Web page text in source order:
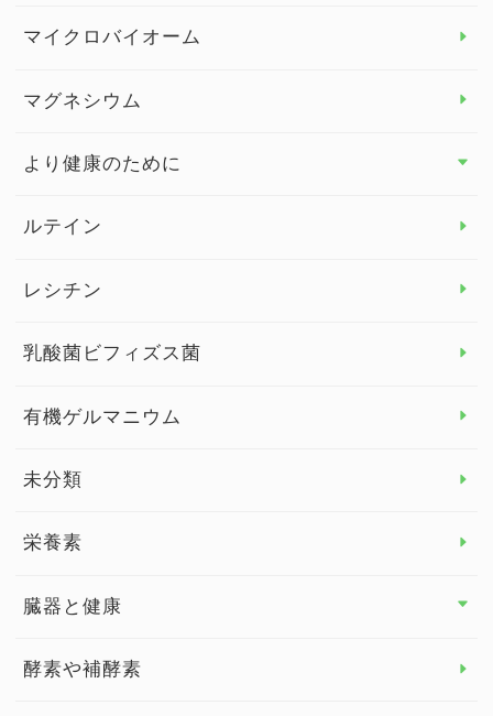
ビタミンE
マイクロバイオーム
マグネシウム
より健康のために
より健康のために トップ
眼の健康
睡眠
ルテイン
レシチン
乳酸菌ビフィズス菌
有機ゲルマニウム
未分類
栄養素
臓器と健康
臓器と健康 トップ
酵素や補酵素